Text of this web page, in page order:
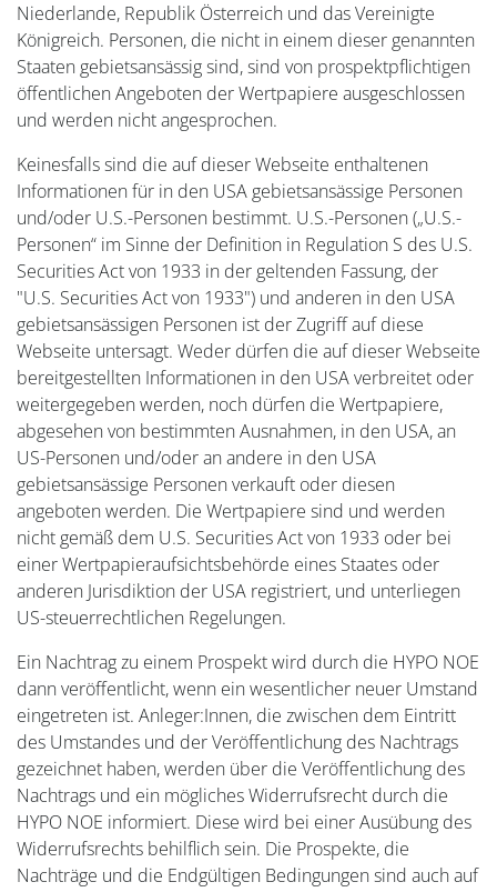
Niederlande, Republik Österreich und das Vereinigte
Königreich. Personen, die nicht in einem dieser genannten
Staaten gebietsansässig sind, sind von prospektpflichtigen
öffentlichen Angeboten der Wertpapiere ausgeschlossen
und werden nicht angesprochen.
Keinesfalls sind die auf dieser Webseite enthaltenen
Informationen für in den USA gebietsansässige Personen
und/oder U.S.-Personen bestimmt. U.S.-Personen („U.S.-
Personen“ im Sinne der Definition in Regulation S des U.S.
Securities Act von 1933 in der geltenden Fassung, der
"U.S. Securities Act von 1933") und anderen in den USA
gebietsansässigen Personen ist der Zugriff auf diese
Webseite untersagt. Weder dürfen die auf dieser Webseite
bereitgestellten Informationen in den USA verbreitet oder
weitergegeben werden, noch dürfen die Wertpapiere,
abgesehen von bestimmten Ausnahmen, in den USA, an
US-Personen und/oder an andere in den USA
gebietsansässige Personen verkauft oder diesen
angeboten werden. Die Wertpapiere sind und werden
nicht gemäß dem U.S. Securities Act von 1933 oder bei
einer Wertpapieraufsichtsbehörde eines Staates oder
anderen Jurisdiktion der USA registriert, und unterliegen
US-steuerrechtlichen Regelungen.
Ein Nachtrag zu einem Prospekt wird durch die HYPO NOE
dann veröffentlicht, wenn ein wesentlicher neuer Umstand
eingetreten ist. Anleger:Innen, die zwischen dem Eintritt
des Umstandes und der Veröffentlichung des Nachtrags
gezeichnet haben, werden über die Veröffentlichung des
Nachtrags und ein mögliches Widerrufsrecht durch die
HYPO NOE informiert. Diese wird bei einer Ausübung des
Widerrufsrechts behilflich sein. Die Prospekte, die
Nachträge und die Endgültigen Bedingungen sind auch auf